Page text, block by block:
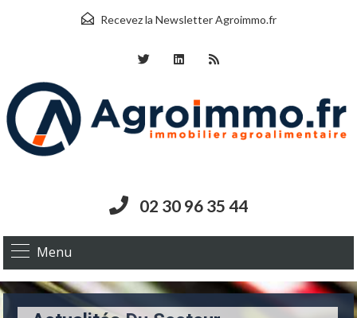
Recevez la Newsletter Agroimmo.fr
02 30 96 35 44
Menu